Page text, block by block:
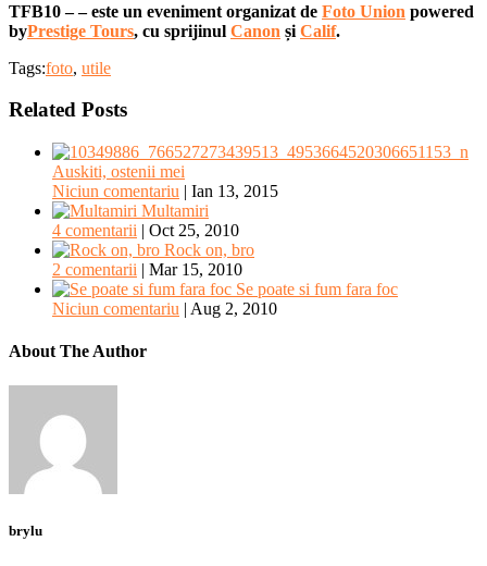
TFB10 – – este un eveniment organizat de Foto Union powered
byPrestige Tours, cu sprijinul Canon și Calif.
Tags:foto, utile
Related Posts
Auskiti, ostenii mei
Niciun comentariu | Ian 13, 2015
Multamiri
4 comentarii | Oct 25, 2010
Rock on, bro
2 comentarii | Mar 15, 2010
Se poate si fum fara foc
Niciun comentariu | Aug 2, 2010
About The Author
brylu